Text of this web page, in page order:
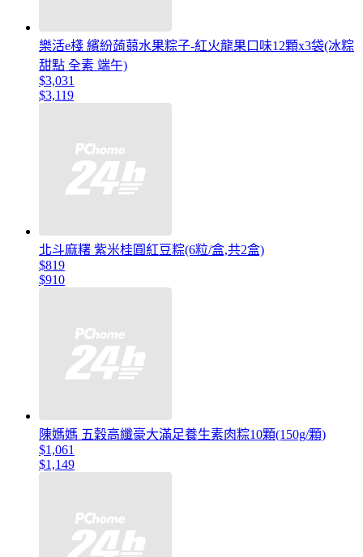
樂活e棧 繽紛蒟蒻水果粽子-紅火龍果口味12顆x3袋(冰粽
甜點 全素 端午)
$3,031
$3,119
北斗麻糬 紫米桂圓紅豆粽(6粒/盒,共2盒)
$819
$910
陳媽媽 五穀高纖豪大滿足養生素肉粽10顆(150g/顆)
$1,061
$1,149